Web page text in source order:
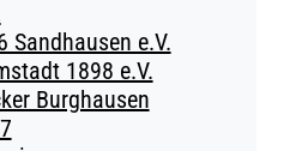
Sandhausen e.V.
1898 e.V.
Burghausen